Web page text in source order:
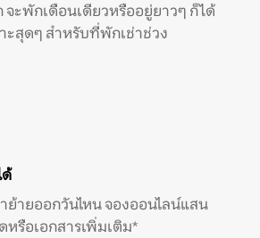
จะพักเดือนเดียวหรืออยู่ยาวๆ ก็ได้
ะสุดๆ สำหรับที่พักเช่าช่วง
ย้ายออกวันไหน จองออนไลน์แสน
รือเอกสารเพิ่มเติม*